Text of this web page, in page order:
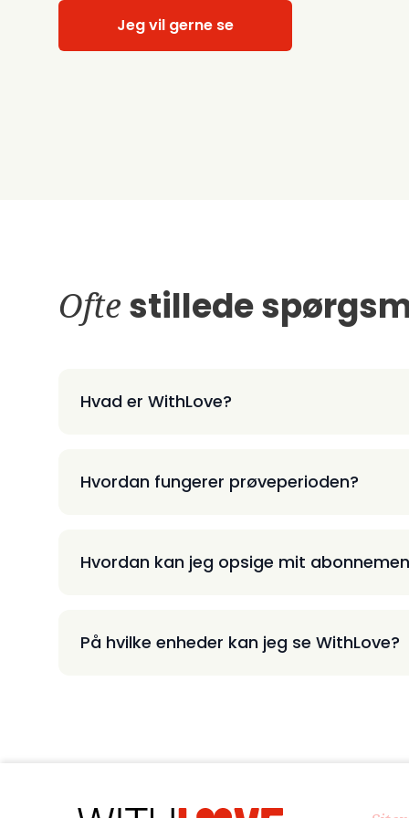
Jeg vil gerne se
Ofte stillede
Hvad er WithLove?
Hvordan fungerer prøveperioden?
Hvordan kan jeg opsige mit
På hvilke enheder kan jeg se WithLove?